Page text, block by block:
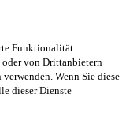
Funktionalität
von Drittanbietern
Wenn Sie diese
dieser Dienste